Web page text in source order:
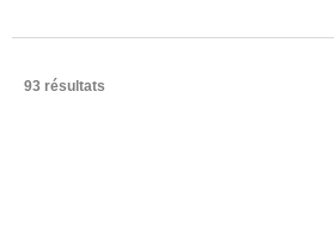
93 résultats